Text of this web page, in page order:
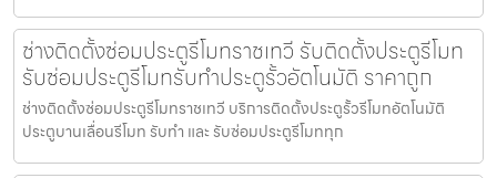
ช่างติดตั้งซ่อมประตูรีโมทราชเทวี รับติดตั้งประตูรีโมท
รับซ่อมประตูรีโมทรับทำประตูรั้วอัตโนมัติ ราคาถูก
ช่างติดตั้งซ่อมประตูรีโมทราชเทวี บริการติดตั้งประตูรั้วรีโมทอัตโนมัติ
ประตูบานเลื่อนรีโมท รับทำ และ รับซ่อมประตูรีโมททุก